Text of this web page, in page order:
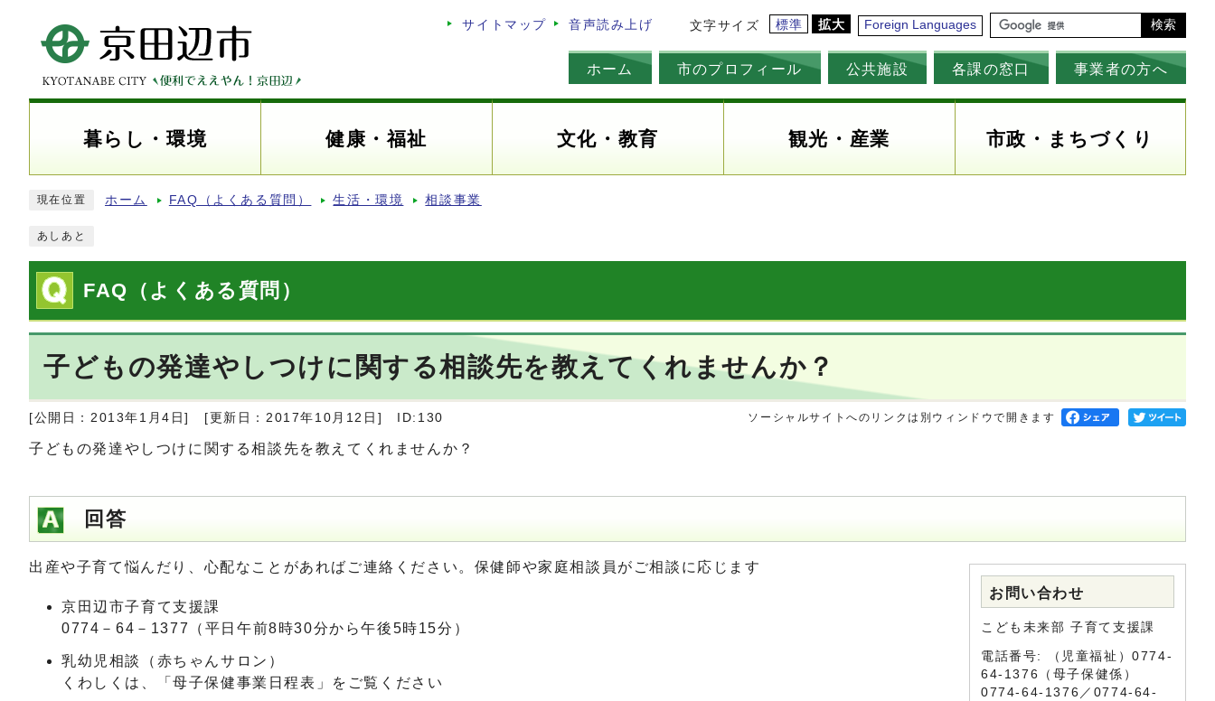
サイトマップ 音声読み上げ 文字サイズ 標準 拡大 Foreign Languages 検索
ホーム 市のプロフィール 公共施設 各課の窓口 事業者の方へ
暮らし・環境 健康・福祉 文化・教育 観光・産業 市政・まちづくり
現在位置 ホーム FAQ（よくある質問） 生活・環境 相談事業
あしあと
FAQ（よくある質問）
子どもの発達やしつけに関する相談先を教えてくれませんか？
[公開日：2013年1月4日] [更新日：2017年10月12日] ID:130 ソーシャルサイトへのリンクは別ウィンドウで開きます
子どもの発達やしつけに関する相談先を教えてくれませんか？
回答
出産や子育て悩んだり、心配なことがあればご連絡ください。保健師や家庭相談員がご相談に応じます
京田辺市子育て支援課
0774－64－1377（平日午前8時30分から午後5時15分）
乳幼児相談（赤ちゃんサロン）
くわしくは、「母子保健事業日程表」をご覧ください
お問い合わせ
こども未来部 子育て支援課
電話番号: （児童福祉）0774-
64-1376（母子保健係）
0774-64-1376／0774-64-